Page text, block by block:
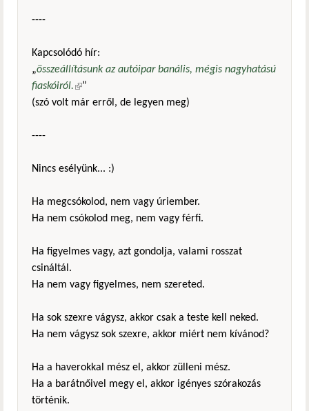
----
Kapcsolódó hír:
„összeállításunk az autóipar banális, mégis nagyhatású
fiaskóiról.(külső hivatkozás)
”
(szó volt már erről, de legyen meg)
----
Nincs esélyünk... :)
Ha megcsókolod, nem vagy úriember.
Ha nem csókolod meg, nem vagy férfi.
Ha figyelmes vagy, azt gondolja, valami rosszat
csináltál.
Ha nem vagy figyelmes, nem szereted.
Ha sok szexre vágysz, akkor csak a teste kell neked.
Ha nem vágysz sok szexre, akkor miért nem kívánod?
Ha a haverokkal mész el, akkor zülleni mész.
Ha a barátnőivel megy el, akkor igényes szórakozás
történik.